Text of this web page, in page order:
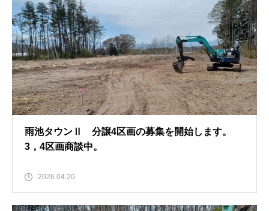
雨池タウンⅡ 分譲4区画の募集を開始します。
3，4区画商談中。
2026.04.20